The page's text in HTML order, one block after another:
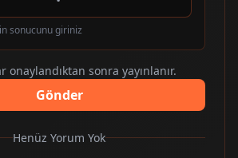
sonucunu giriniz
onaylandıktan sonra yayınlanır.
Gönder
Henüz Yorum Yok